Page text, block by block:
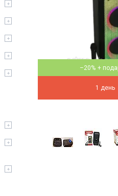
–20%
1 день